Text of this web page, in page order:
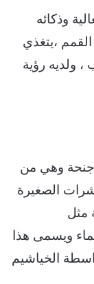
وذكائه
،يتغذي
، ولديه رؤية
وهي من
الصغيرة
مثل
ويسمى هذا
الخياشيم